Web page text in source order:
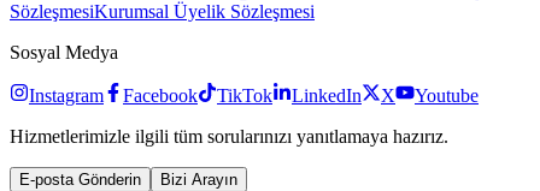
SözleşmesiKurumsal Üyelik Sözleşmesi
Sosyal Medya
Instagram Facebook TikTok LinkedIn X
Youtube
Hizmetlerimizle ilgili tüm sorularınızı yanıtlamaya hazırız.
E-posta Gönderin Bizi Arayın